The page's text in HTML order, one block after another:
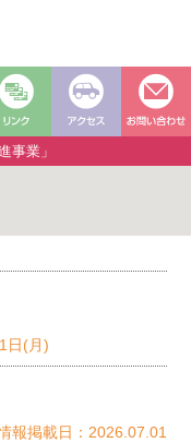
事業」
日(月)
報掲載日：2026.07.01